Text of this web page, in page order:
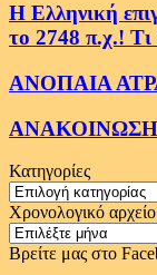
Η Ελληνική
το 2748 π.χ.! Τι
ΑΝΟΠΑΙΑ
Κατηγορίες
Κατηγορίες
Χρονολογικό
Χρονολογικό
αρχείο
Βρείτε μας στο